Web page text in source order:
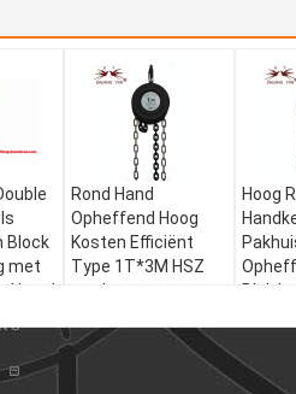
Block
met
Load
Rond Hand
Opheffend Hoog
Kosten Efficiënt
Type 1T*3M HSZ
van het
Hoog
Blok